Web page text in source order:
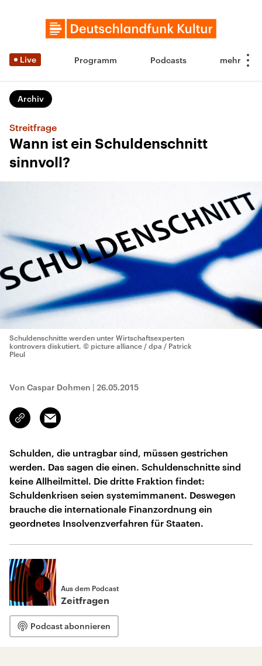
Live Programm Podcasts
Archiv
Streitfrage
Wann ist ein Schuldenschnitt
sinnvoll?
Schuldenschnitte werden unter Wirtschaftsexperten
kontrovers diskutiert. © picture alliance / dpa / Patrick
Pleul
Von Caspar Dohmen | 26.05.2015
Link
kopieren/teilen
Email
Schulden, die untragbar sind, müssen gestrichen
werden. Das sagen die einen. Schuldenschnitte sind
keine Allheilmittel. Die dritte Fraktion findet:
Schuldenkrisen seien systemimmanent. Deswegen
brauche die internationale Finanzordnung ein
geordnetes Insolvenzverfahren für Staaten.
Aus dem Podcast
Zeitfragen
Podcast abonnieren